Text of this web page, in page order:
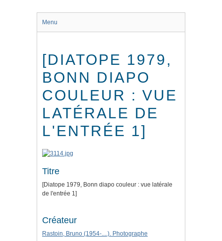
Menu
[DIATOPE 1979,
BONN DIAPO
COULEUR : VUE
LATÉRALE DE
L'ENTRÉE 1]
Titre
[Diatope 1979, Bonn diapo couleur : vue latérale
de l'entrée 1]
Créateur
Rastoin, Bruno (1954-....). Photographe